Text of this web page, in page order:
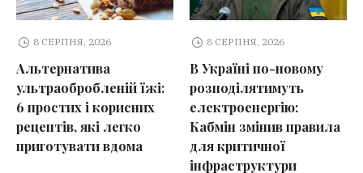
8 СЕРПНЯ, 2026
Альтернатива
ультраобробленій їжі:
6 простих і корисних
рецептів, які легко
приготувати вдома
8 СЕРПНЯ, 2026
В Україні по-новому
розподілятимуть
електроенергію:
Кабмін змінив правила
для критичної
інфраструктури